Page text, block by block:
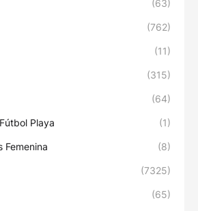
(63)
(762)
(11)
(315)
(64)
Playa (1)
Femenina (8)
(7325)
(65)